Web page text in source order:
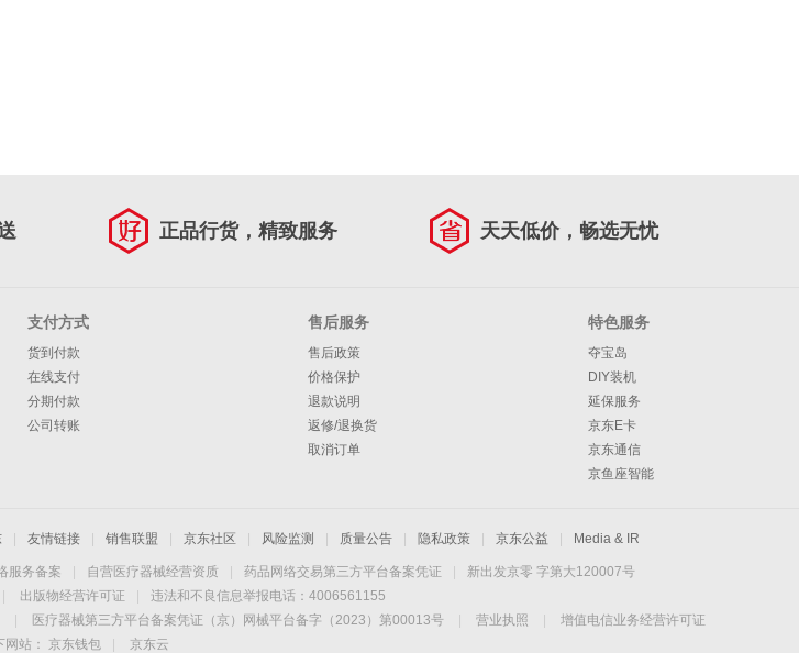
正品行货，精致服务 天天低价，畅选无忧
支付方式
货到付款
在线支付
分期付款
公司转账
售后服务
售后政策
价格保护
退款说明
返修/退换货
取消订单
特色服务
夺宝岛
DIY装机
延保服务
京东E卡
京东通信
京鱼座智能
友情链接 销售联盟 京东社区 风险监测 质量公告 隐私政策 京东公益 Media & IR
服务备案 自营医疗器械经营资质 药品网络交易第三方平台备案凭证
新出发京零 字第大120007号
出版物经营许可证
违法和不良信息举报电话：4006561155
医疗器械第三方平台备案凭证（京）网械平台备字（2023）第00013号 营业执照
增值电信业务经营许可证
站：
京东钱包 京东云